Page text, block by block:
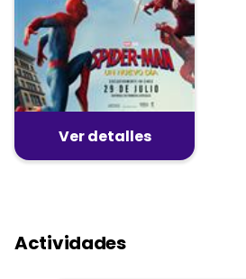
Ver detalles
Actividades